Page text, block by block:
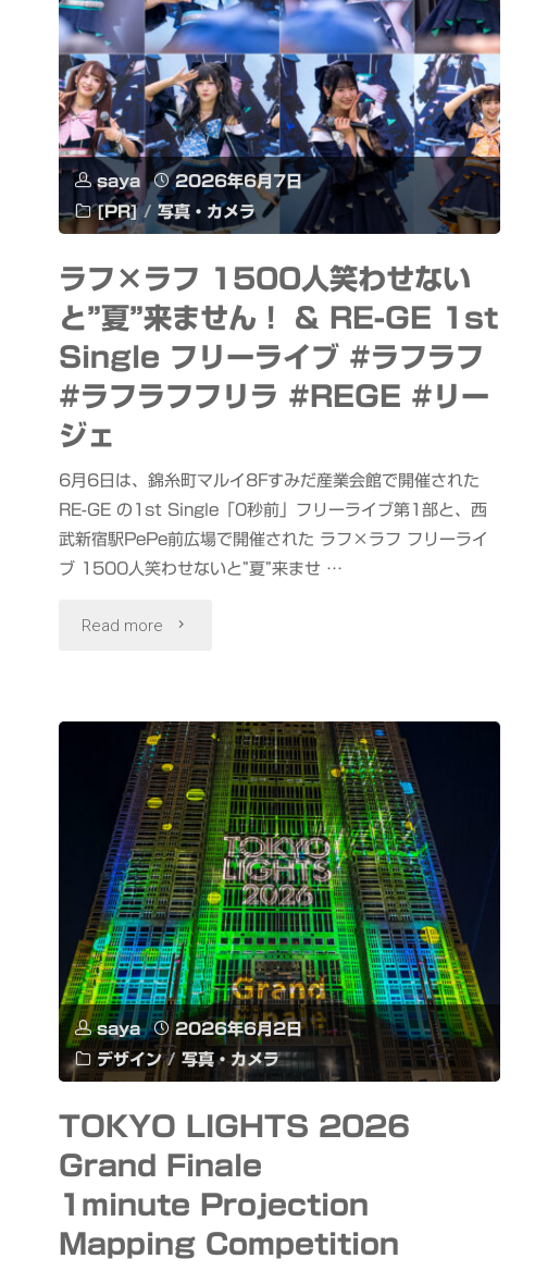
saya
2026年6月7日
[PR] / 写真・カメラ
ラフ×ラフ 1500人笑わせない
と”夏”来ません！ & RE-GE 1st
Single フリーライブ #ラフラフ
#ラフラフフリラ #REGE #リー
ジェ
6月6日は、錦糸町マルイ8Fすみだ産業会館で開催された
RE-GE の1st Single「0秒前」フリーライブ第1部と、西
武新宿駅PePe前広場で開催された ラフ×ラフ フリーライ
ブ 1500人笑わせないと”夏”来ませ …
Read more "ラ
×
ラ
フ
1500
人
笑
わ
せ
な
い
と”夏”来
ま
saya
2026年6月2日
デザイン / 写真・カメラ
TOKYO LIGHTS 2026
Grand Finale
1minute Projection
Mapping Competition